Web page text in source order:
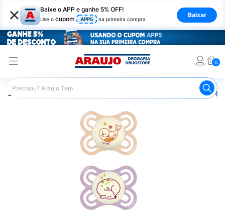
× Baixe o APP e ganhe 5% OFF!
Use o cupom APP5 na primeira compra
Baixar
0
Araujo Infantil